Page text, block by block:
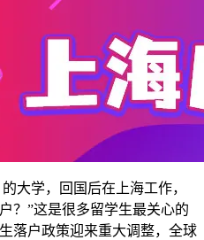
大学，回国后在上海工作，
？”这是很多留学生最关心的
落户政策迎来重大调整，全球